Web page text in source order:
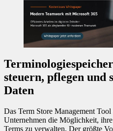
steuern, pflegen und
Daten
Das Term Store Management
Unternehmen die Möglichkeit,
Terms zu verwalten. Der größte